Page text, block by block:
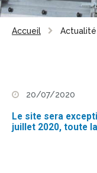
Accueil Actualité
20/07/2020
Le site sera
juillet 2020, toute